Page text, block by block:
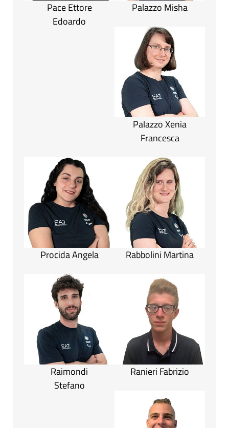
Pace Ettore
Edoardo
Palazzo Misha
Palazzo Xenia
Francesca
Procida Angela Rabbolini Martina
Raimondi
Stefano
Ranieri Fabrizio